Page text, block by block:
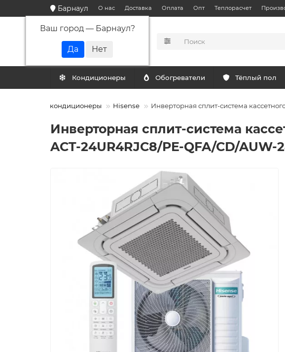
Барнаул
Ваш город — Барнаул?
О нас Доставка Оплата Опт Теплорасчет
Кондиционеры Обогреватели Тёплый пол
Кассетные кондиционеры Hisense Инверторная сплит-система
Инверторная сплит-система
ACT-24UR4RJC8/PE-QFA/CD/